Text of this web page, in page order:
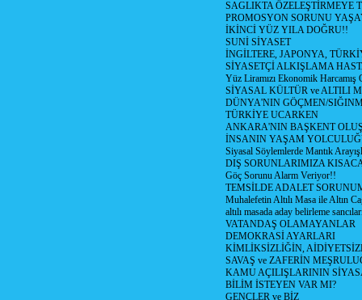
SAGLIKTA ÖZELEŞTİRMEYE
PROMOSYON SORUNU
İKİNCİ YÜZ YILA DOĞRU!!
SUNİ SİYASET
İNGİLTERE, JAPONYA,
SİYASETÇİ ALKIŞLAMA
Yüz Liramızı Ekonomik Harcamış
SİYASAL KÜLTÜR ve ALTILI
DÜNYA'NIN GÖÇMEN/
TÜRKİYE UCARKEN
ANKARA'NIN BAŞKENT
İNSANIN YAŞAM
Siyasal Söylemlerde Mantık
DIŞ SORUNLARIMIZA
Göç Sorunu Alarm Veriyor!!
TEMSİLDE ADALET
Muhalefetin Altılı Masa ile Altın
altılı masada aday belirleme
VATANDAŞ OLAMAYANLAR
DEMOKRASİ AYARLARI
KİMLİKSİZLİĞİN,
SAVAŞ ve ZAFERİN
KAMU AÇILIŞLARININ
BİLİM İSTEYEN VAR MI?
GENÇLER ve BİZ